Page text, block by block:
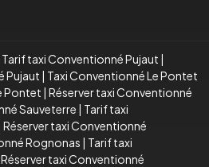
Tarif taxi Conventionné Pujaut |
Pujaut | Taxi Conventionné Le Pontet
Pontet | Réserver taxi Conventionné
Sauveterre | Tarif taxi
Réserver taxi Conventionné
Rognonas | Tarif taxi
Réserver taxi Conventionné